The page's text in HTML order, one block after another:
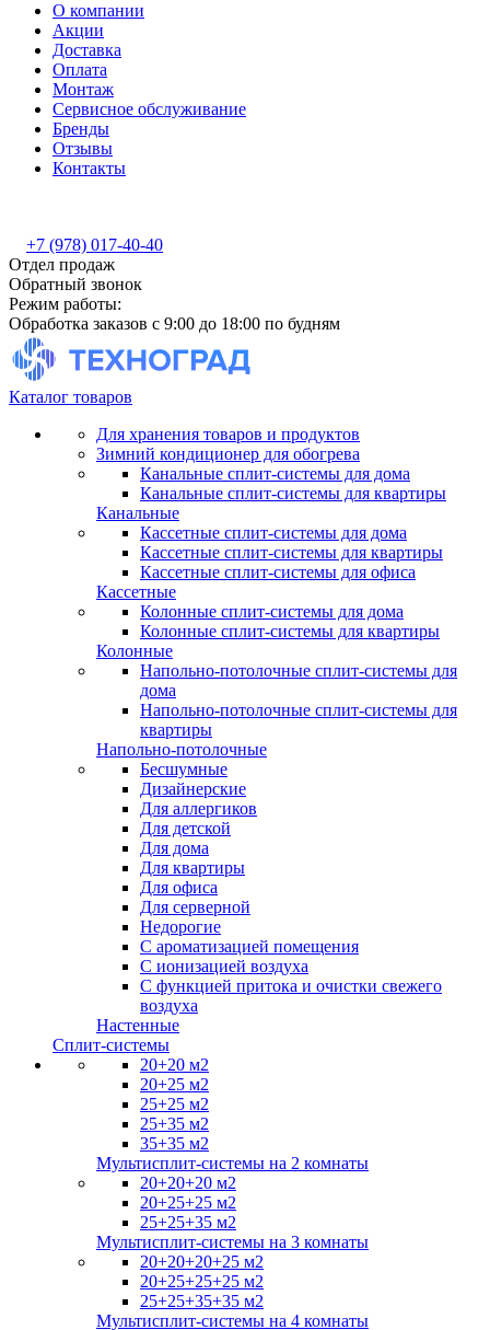
О компании
Акции
Доставка
Оплата
Монтаж
Сервисное обслуживание
Бренды
Отзывы
Контакты
+7 (978) 017-40-40
Отдел продаж
Обратный звонок
Режим работы:
Обработка заказов с 9:00 до 18:00 по будням
Каталог товаров
Для хранения товаров и продуктов
Зимний кондиционер для обогрева
Канальные сплит-системы для дома
Канальные сплит-системы для квартиры
Канальные
Кассетные сплит-системы для дома
Кассетные сплит-системы для квартиры
Кассетные сплит-системы для офиса
Кассетные
Колонные сплит-системы для дома
Колонные сплит-системы для квартиры
Колонные
Напольно-потолочные сплит-системы для
дома
Напольно-потолочные сплит-системы для
квартиры
Напольно-потолочные
Бесшумные
Дизайнерские
Для аллергиков
Для детской
Для дома
Для квартиры
Для офиса
Для серверной
Недорогие
С ароматизацией помещения
С ионизацией воздуха
С функцией притока и очистки свежего
воздуха
Настенные
Сплит-системы
20+20 м2
20+25 м2
25+25 м2
25+35 м2
35+35 м2
Мультисплит-системы на 2 комнаты
20+20+20 м2
20+25+25 м2
25+25+35 м2
Мультисплит-системы на 3 комнаты
20+20+20+25 м2
20+25+25+25 м2
25+25+35+35 м2
Мультисплит-системы на 4 комнаты